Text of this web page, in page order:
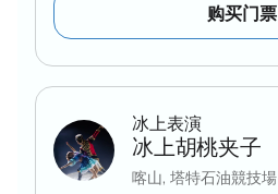
购买门票
冰上表演
冰上胡桃夹子
喀山, 塔特石油競技場